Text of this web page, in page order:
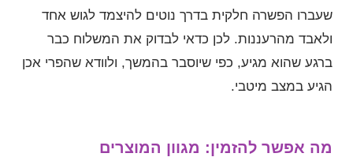
שעברו הפשרה חלקית בדרך נוטים להיצמד לגוש אחד
ולאבד מהרעננות. לכן כדאי לבדוק את המשלוח כבר
ברגע שהוא מגיע, כפי שיוסבר בהמשך, ולוודא שהפרי אכן
הגיע במצב מיטבי.
מה אפשר להזמין: מגוון המוצרים